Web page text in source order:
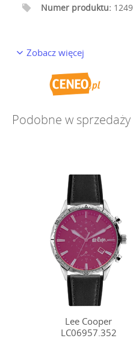
Numer produktu:
Zobacz więcej
Podobne w sprzedaży
Lee Cooper
LC06957.352